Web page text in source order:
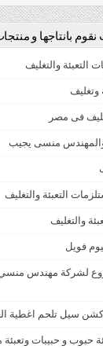
بانتاجها و
التعبئة والتغليف
وتغليف
فى مصر
منسى يجيب
التعبئة والتغليف
والتغليف
فويل
لشركة مهندس منسي
سيل تلحم اغطية
حبوب و حبيبات